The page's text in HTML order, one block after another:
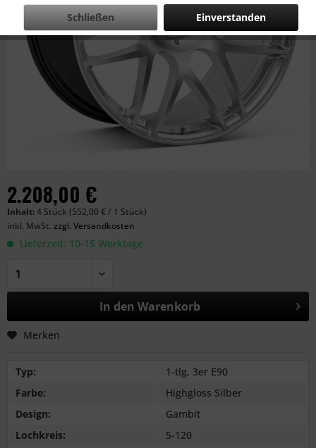
2.208,00 €
Inhalt:4 Stück (552,00 € / 1 Stück)
inkl. MwSt. zzgl. Versandkosten
Lieferzeit: 10-15 Werktage
In den Warenkorb
Merken
Typ:
1-tlg, 3er E90
Farbe:
Highgloss Silber
Design:
Gambit
Lochkreis:
5-120
Einverstanden
Schließen